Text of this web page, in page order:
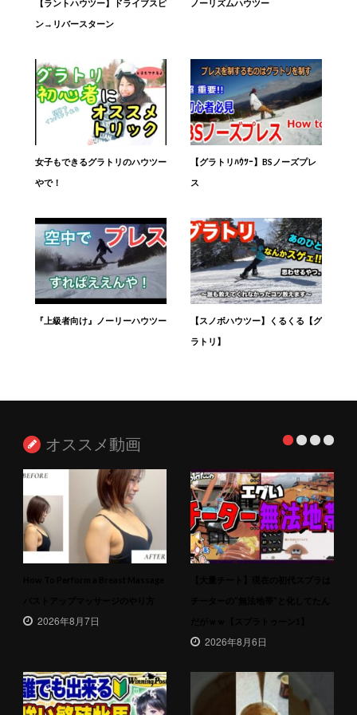
【ラントハウツー】ドライブスピ
ン→リバースターン
ノーリズムハウツー
女子もできるグラトリのハウツー
やで！
【グラトリﾊｳﾂｰ】BSノーズプレ
ス
『上級者向け』ノーリーハウツー
【スノボハウツー】くるくる【グ
ラトリ】
オススメ動画
2026年8月7日
2026年8月6日